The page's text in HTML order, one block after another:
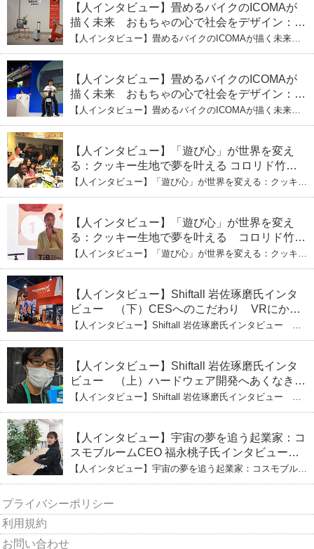
【人インタビュー】畳めるバイクのICOMAが
描く未来 おもちゃの心で社会をデザイン：株
式会社ICOMAの代表取締役・生駒崇光
（下）おもちゃで社会を変える、「トイボック
【人インタビュー】畳めるバイクのICOMAが描く未来
イボックス」というデザインメソッド
【人インタビュー】畳めるバイクのICOMAが
描く未来 おもちゃの心で社会をデザイン：株
式会社ICOMAの代表取締役・生駒崇光
（上）「変形」に魅せられたデザイナーの軌
【人インタビュー】畳めるバイクのICOMAが描く未来
ーの軌跡
【人インタビュー】「遊び心」が世界を変え
る：クッキー生地で夢を叶える コロリド竹内
ひとみ（下） 起業は「影響力」のため。愛と
笑いの子育て哲学
【人インタビュー】「遊び心」が世界を変える：クッキー
【人インタビュー】「遊び心」が世界を変え
る：クッキー生地で夢を叶える コロリド竹内
ひとみ（上） クッキー生地に込めた「誰でも
できる」という哲学
【人インタビュー】「遊び心」が世界を変える：クッキー
【人インタビュー】Shiftall 岩佐琢磨氏インタ
ビュー （下）CESへのこだわり VRにかけ
る未来
【人インタビュー】Shiftall 岩佐琢磨氏インタビュー
【人インタビュー】Shiftall 岩佐琢磨氏インタ
ビュー （上）ハードウェア開発へあくなき挑
戦 その起業の経緯とは
【人インタビュー】Shiftall 岩佐琢磨氏インタビュー
【人インタビュー】宇宙の夢を追う起業家：コ
スモブルームCEO 福永桃子氏インタビュー
（下）
【人インタビュー】宇宙の夢を追う起業家：コスモブルー
プライバシーポリシー
利用規約
お問い合わせ